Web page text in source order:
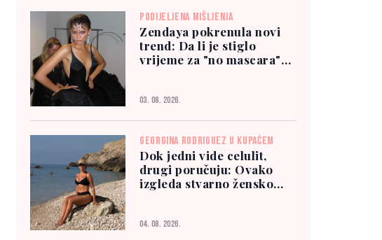
PODIJELJENA MIŠLJENJA
Zendaya pokrenula novi
trend: Da li je stiglo
vrijeme za "no mascara"
03. 08. 2026.
GEORGINA RODRIGUEZ U KUPAĆEM
Dok jedni vide celulit,
drugi poručuju: Ovako
izgleda stvarno žensko
04. 08. 2026.